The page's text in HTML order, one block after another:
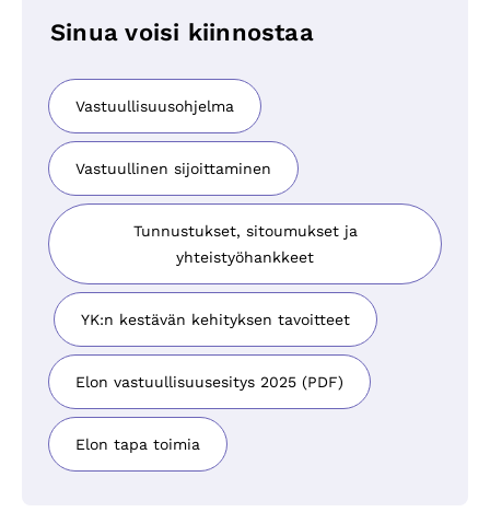
Sinua voisi kiinnostaa
Vastuullisuusohjelma
Vastuullinen sijoittaminen
Tunnustukset, sitoumukset ja
yhteistyöhankkeet
YK:n kestävän kehityksen tavoitteet
Elon vastuullisuusesitys 2025 (PDF)
Elon tapa toimia